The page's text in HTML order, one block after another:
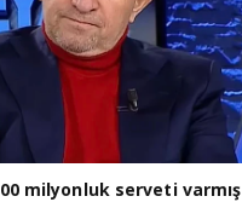
milyonluk serveti varmış